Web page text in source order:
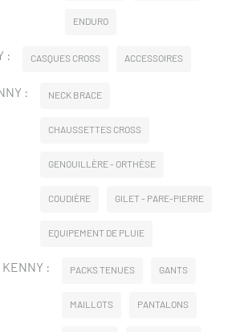
ENDURO
: CASQUES CROSS ACCESSOIRES
: NECK BRACE
CHAUSSETTES CROSS
GENOUILLÈRE - ORTHÈSE
COUDIÈRE GILET - PARE-PIERRE
EQUIPEMENT DE PLUIE
: PACKS TENUES GANTS
MAILLOTS PANTALONS